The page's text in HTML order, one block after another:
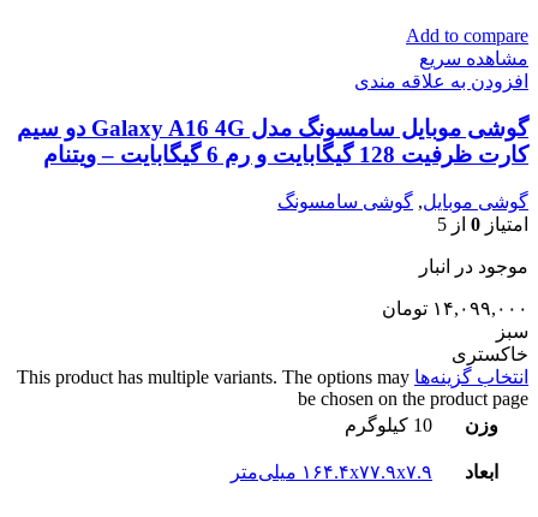
Add to compare
مشاهده سریع
افزودن به علاقه مندی
گوشی موبایل سامسونگ مدل Galaxy A16 4G دو سیم
کارت ظرفیت 128 گیگابایت و رم 6 گیگابایت – ویتنام
گوشی موبایل, گوشی سامسونگ
امتیاز 0 از 5
موجود در انبار
۱۴,۰۹۹,۰۰۰ تومان
سبز
خاکستری
انتخاب گزینه‌ها This product has multiple variants. The options may
be chosen on the product page
وزن
10 کیلوگرم
ابعاد ۱۶۴.۴x۷۷.۹x۷.۹ میلی‌متر